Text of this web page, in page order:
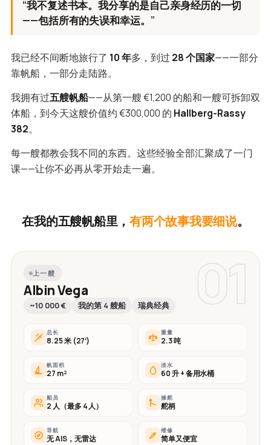
“我不复述书本。我分享的是自己亲身经历的一切
——包括所有的失误和幸运。”
我已经不间断地旅行了 10 年多，到过 28 个国家——一部分
靠帆船，一部分走陆路。
我拥有过五艘帆船——从第一艘 €1,200 的船和一艘可拆卸双
体船，到今天这艘价值约 €300,000 的 Hallberg-Rassy
382。
每一艘都教会我不同的东西。这些经验全部汇聚成了一门
课——让你不必再从零开始走一遍。
在我的五艘帆船里，有两个故事我要细说。
01
上一艘
Albin Vega
~10 000 € 我的第 4 艘船 瑞典经典
总长
8.25 米 (27′)
重量
2.3 吨
帆面积
27 m²
淡水
60 升 + 备用水桶
船员
2 人（最多 4 人）
操舵
舵柄
导航
无 AIS，无雷达
维修
简单又便宜